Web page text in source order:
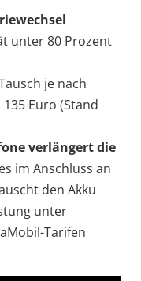
unter 80 Prozent
je nach
Euro (Stand
verlängert die
im Anschluss an
den Akku
unter
Tarifen